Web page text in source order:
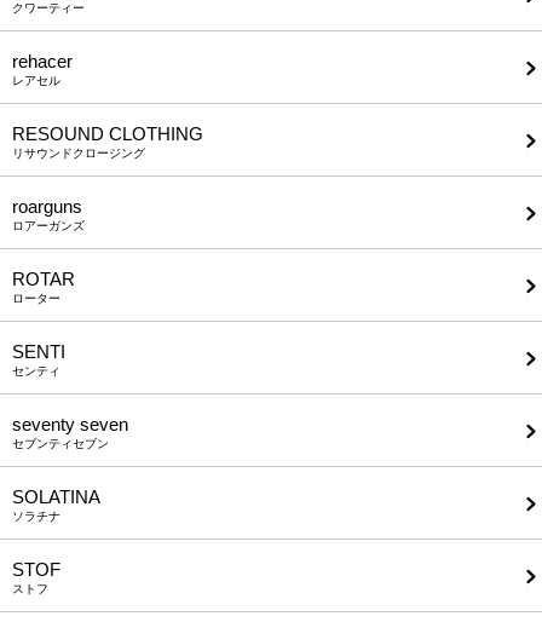
クワーティー
rehacer
レアセル
RESOUND CLOTHING
リサウンドクロージング
roarguns
ロアーガンズ
ROTAR
ローター
SENTI
センティ
seventy seven
セブンティセブン
SOLATINA
ソラチナ
STOF
ストフ